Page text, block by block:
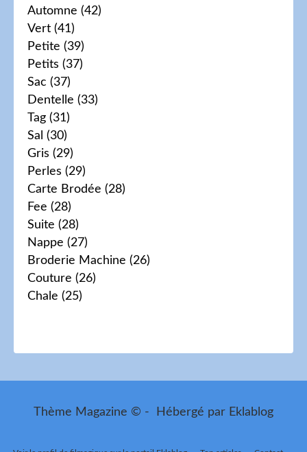
Automne (42)
Vert (41)
Petite (39)
Petits (37)
Sac (37)
Dentelle (33)
Tag (31)
Sal (30)
Gris (29)
Perles (29)
Carte Brodée (28)
Fee (28)
Suite (28)
Nappe (27)
Broderie Machine (26)
Couture (26)
Chale (25)
Thème Magazine © - Hébergé par Eklablog